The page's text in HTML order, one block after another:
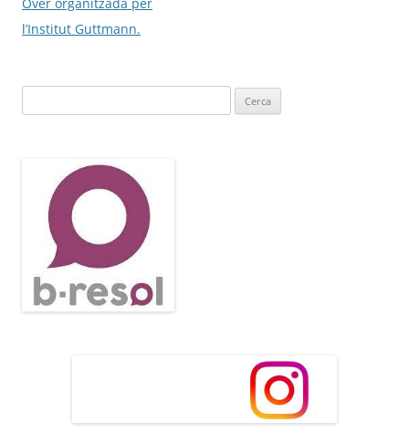
les
l’Institut Guttmann.